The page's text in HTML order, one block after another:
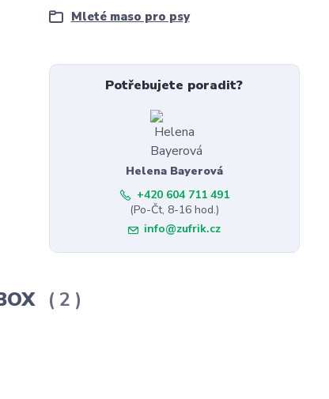
Mleté maso pro psy
Potřebujete poradit?
Helena Bayerová
+420 604 711 491
(Po-Čt, 8-16 hod.)
info@zufrik.cz
2